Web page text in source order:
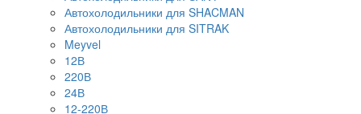
Автохолодильники для SHACMAN
Автохолодильники для SITRAK
Meyvel
12В
220В
24В
12-220В